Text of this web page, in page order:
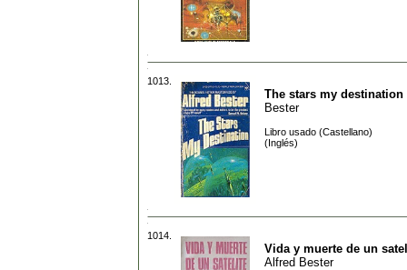
1013.
The stars my destination
Bester
Libro usado (Castellano)
(Inglés)
1014.
Vida y muerte de un
Alfred Bester